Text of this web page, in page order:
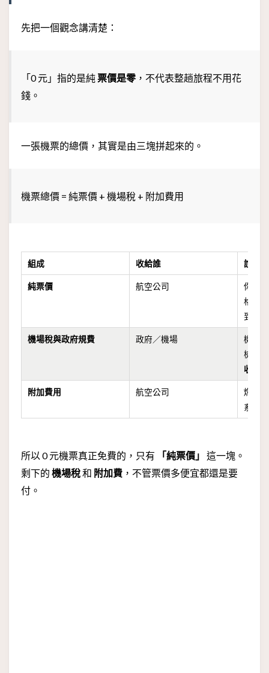
先把一個觀念講清楚：
「0 元」指的是純票價是零，不代表整趟旅程不用花
錢。
一張機票的總價，其實是由三塊拼起來的。
機票總價 = 純票價 + 機場稅 + 附加費用
組成 收給誰 說明
純票價 航空公司
你買
格，
到 0 元
機場稅與政府規費 政府／機場
機場
檢費
收代付
附加費用 航空公司
燃油
系統
所以 0 元機票真正免費的，只有 「純票價」
這一塊。
剩下的 機場稅和 附加費 ，不管票價多便宜都還是要
付。